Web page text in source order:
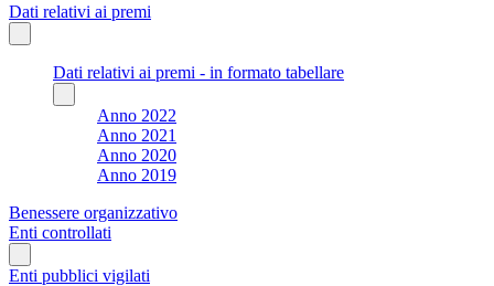
Dati relativi ai premi
Dati relativi ai premi - in formato tabellare
Anno 2022
Anno 2021
Anno 2020
Anno 2019
Benessere organizzativo
Enti controllati
Enti pubblici vigilati